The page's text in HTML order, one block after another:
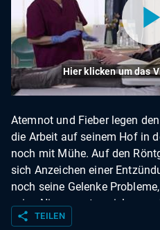
Hier klicken um das
Atemnot und Fieber legen
die Arbeit auf seinem Hof in
noch mit Mühe. Auf den
sich Anzeichen einer
noch seine Gelenke
seine Nierenwerte spielen
seinem Körper? "Abenteuer
share TEILEN